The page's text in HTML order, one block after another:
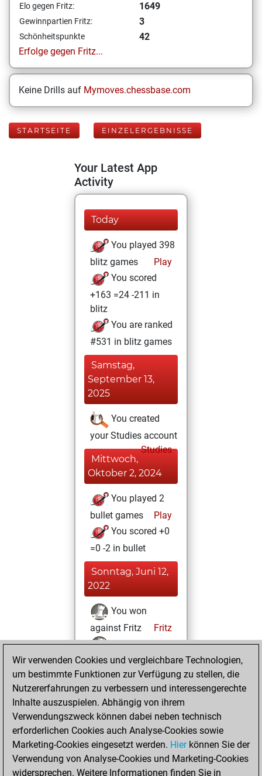
Elo gegen Fritz: 1649
Gewinnpartien Fritz: 3
Schönheitspunkte
42
Erfolge gegen Fritz...
Keine Drills auf Mymoves.chessbase.com
STARTSEITE EINZELERGEBNISSE
Your Latest App
Activity
Today
You played 398
blitz games
Play
You scored
+163 =24 -211 in
blitz
You are ranked
#531 in blitz games
Samstag,
September 13,
2025
You created
your Studies account
Studies
Mittwoch,
Oktober 2, 2024
You played 2
bullet games
Play
You scored +0
=0 -2 in bullet
Sonntag, Juni 12,
2022
You won
against Fritz
Fritz
You achieved a
BeautyScore of 42
You achieved a
new Elo of 1649
You created
your Fritz account
Montag, Februar
8, 2016
Wir verwenden Cookies und vergleichbare Technologien,
um bestimmte Funktionen zur Verfügung zu stellen, die
Nutzererfahrungen zu verbessern und interessengerechte
Inhalte auszuspielen. Abhängig von ihrem
Verwendungszweck können dabei neben technisch
erforderlichen Cookies auch Analyse-Cookies sowie
Marketing-Cookies eingesetzt werden. Hierkönnen Sie der
Verwendung von Analyse-Cookies und Marketing-Cookies
widersprechen. Weitere Informationen finden Sie in